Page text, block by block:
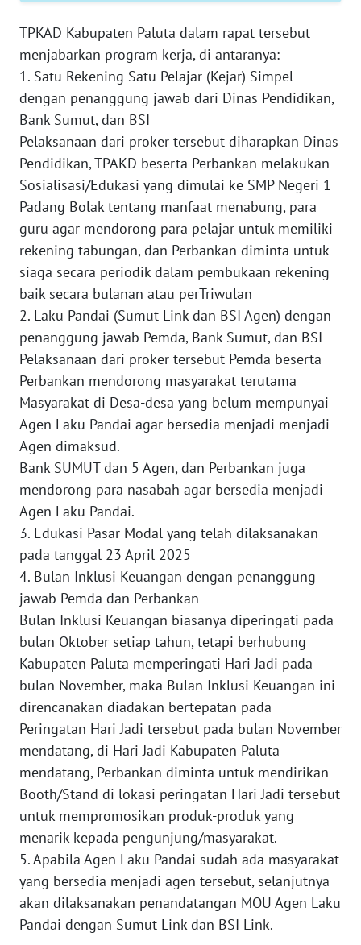
TPKAD Kabupaten Paluta dalam rapat tersebut
menjabarkan program kerja, di antaranya:
1. Satu Rekening Satu Pelajar (Kejar) Simpel
dengan penanggung jawab dari Dinas Pendidikan,
Bank Sumut, dan BSI
Pelaksanaan dari proker tersebut diharapkan Dinas
Pendidikan, TPAKD beserta Perbankan melakukan
Sosialisasi/Edukasi yang dimulai ke SMP Negeri 1
Padang Bolak tentang manfaat menabung, para
guru agar mendorong para pelajar untuk memiliki
rekening tabungan, dan Perbankan diminta untuk
siaga secara periodik dalam pembukaan rekening
baik secara bulanan atau perTriwulan
2. Laku Pandai (Sumut Link dan BSI Agen) dengan
penanggung jawab Pemda, Bank Sumut, dan BSI
Pelaksanaan dari proker tersebut Pemda beserta
Perbankan mendorong masyarakat terutama
Masyarakat di Desa-desa yang belum mempunyai
Agen Laku Pandai agar bersedia menjadi menjadi
Agen dimaksud.
Bank SUMUT dan 5 Agen, dan Perbankan juga
mendorong para nasabah agar bersedia menjadi
Agen Laku Pandai.
3. Edukasi Pasar Modal yang telah dilaksanakan
pada tanggal 23 April 2025
4. Bulan Inklusi Keuangan dengan penanggung
jawab Pemda dan Perbankan
Bulan Inklusi Keuangan biasanya diperingati pada
bulan Oktober setiap tahun, tetapi berhubung
Kabupaten Paluta memperingati Hari Jadi pada
bulan November, maka Bulan Inklusi Keuangan ini
direncanakan diadakan bertepatan pada
Peringatan Hari Jadi tersebut pada bulan November
mendatang, di Hari Jadi Kabupaten Paluta
mendatang, Perbankan diminta untuk mendirikan
Booth/Stand di lokasi peringatan Hari Jadi tersebut
untuk mempromosikan produk-produk yang
menarik kepada pengunjung/masyarakat.
5. Apabila Agen Laku Pandai sudah ada masyarakat
yang bersedia menjadi agen tersebut, selanjutnya
akan dilaksanakan penandatangan MOU Agen Laku
Pandai dengan Sumut Link dan BSI Link.
WN
SULTENG
WN
SULBAR
WN
BABEL
WN
SUMBAR
WN
SUMSEL
WN
BENGKULU
WN
LAMPUNG
WN
JATENG
WN
JOGJA
WN
JATIM
WN
BALI
WN
KALTENG
WN
KALTARA